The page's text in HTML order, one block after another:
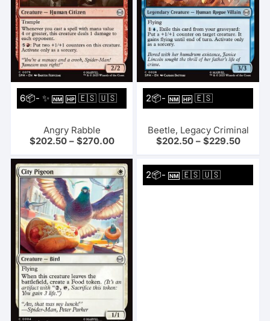
6📦- ✨NM HP 🇪🇸 🇺🇸
Angry Rabble
$202.50– $270.00
2📦-NM HP 🇪🇸
Beetle, Legacy Criminal
$202.50– $229.50
2📦-NM 🇪🇸 🇺🇸